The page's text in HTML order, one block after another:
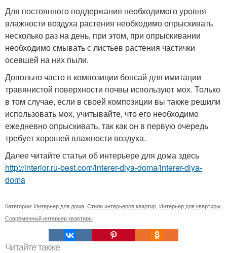
Для постоянного поддержания необходимого уровня
влажности воздуха растения необходимо опрыскивать
несколько раз на день, при этом, при опрыскивании
необходимо смывать с листьев растения частички
осевшей на них пыли.
Довольно часто в композиции бонсай для имитации
травянистой поверхности почвы используют мох. Только
в том случае, если в своей композиции вы также решили
использовать мох, учитывайте, что его необходимо
ежедневно опрыскивать, так как он в первую очередь
требует хорошей влажности воздуха.
Далее читайте статьи об интерьере для дома здесь
http://interior.ru-best.com/interer-dlya-doma/interer-dlya-
doma
Категории: Интерьер для дома Стили интерьеров квартир Интерьер для квартиры
Современный интерьер квартиры
Читайте также